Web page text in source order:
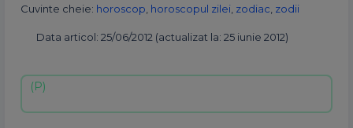
Cuvinte cheie: horoscop horoscopul zilei zodiac zodii
Data articol: 25/06/2012 (actualizat la: 25 iunie 2012)